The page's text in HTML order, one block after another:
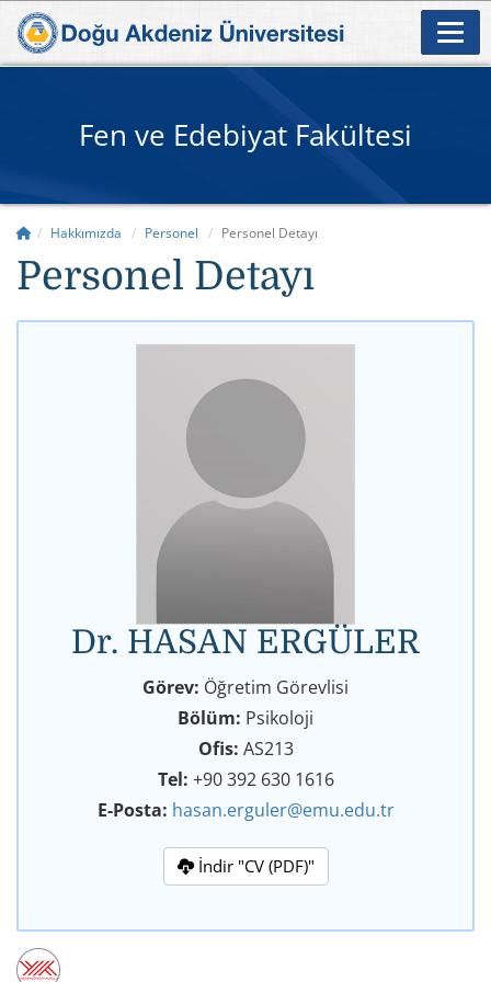
Fen ve Edebiyat Fakültesi
Hakkımızda Personel Personel Detayı
Personel Detayı
Dr. HASAN ERGÜLER
Görev: Öğretim Görevlisi
Bölüm: Psikoloji
Ofis: AS213
Tel: +90 392 630 1616
E-Posta: hasan.erguler@emu.edu.tr
İndir "CV (PDF)"